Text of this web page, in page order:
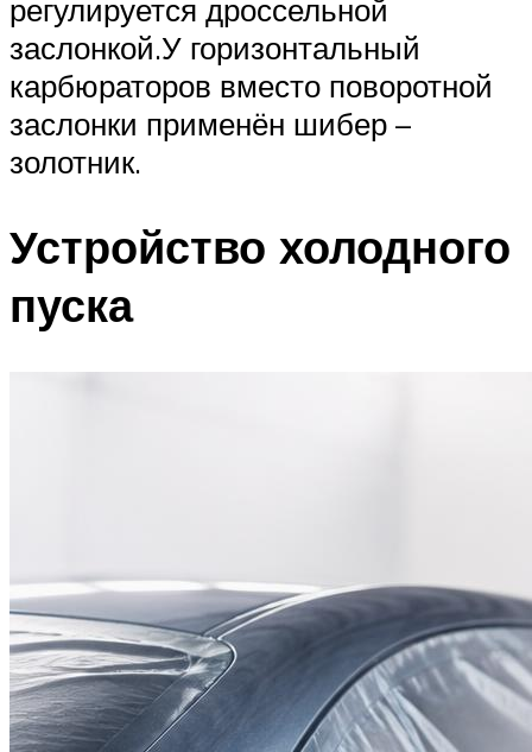
регулируется дроссельной
заслонкой.У горизонтальный
карбюраторов вместо поворотной
заслонки применён шибер –
золотник.
Устройство холодного
пуска